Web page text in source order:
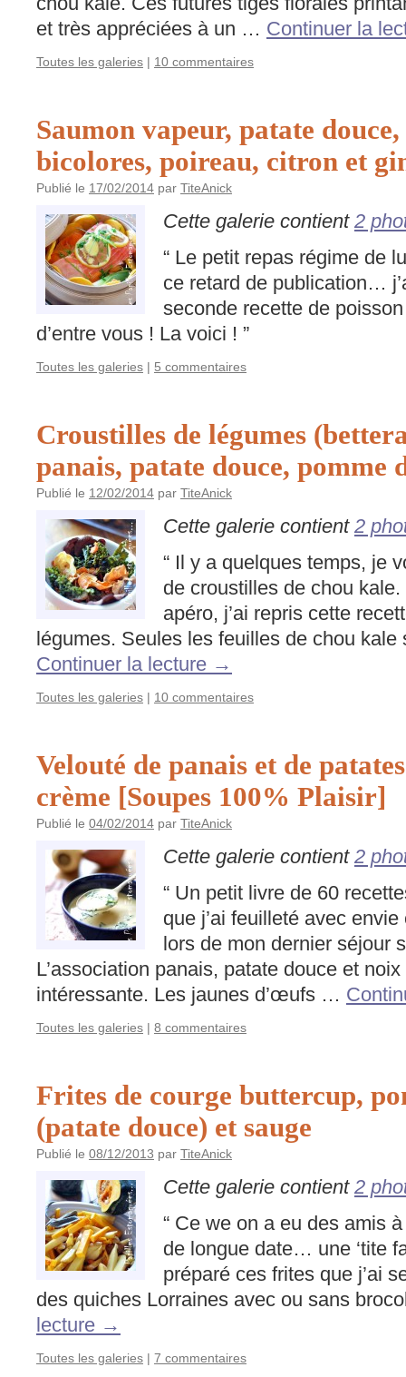
et très appréciées à un … Continuer la
Toutes les galeries | 10 commentaires
Saumon vapeur, patate
bicolores, poireau, citron et
Publié le 17/02/2014 par TiteAnick
Cette galerie contient 2
“ Le petit repas régime de
ce retard de publication…
seconde recette de
d’entre vous ! La voici ! ”
Toutes les galeries | 5 commentaires
Croustilles de légumes
panais, patate douce,
Publié le 12/02/2014 par TiteAnick
Cette galerie contient 2
“ Il y a quelques temps, je
de croustilles de chou
apéro, j’ai repris cette
légumes. Seules les feuilles de chou
Continuer la lecture →
Toutes les galeries | 10 commentaires
Velouté de panais et de
crème [Soupes 100% Plaisir]
Publié le 04/02/2014 par TiteAnick
Cette galerie contient 2
“ Un petit livre de 60
que j’ai feuilleté avec
lors de mon dernier séjour
L’association panais, patate douce et
intéressante. Les jaunes d’œufs …
Toutes les galeries | 8 commentaires
Frites de courge buttercup,
(patate douce) et sauge
Publié le 08/12/2013 par TiteAnick
Cette galerie contient 2
“ Ce we on a eu des amis
de longue date… une ‘tite
préparé ces frites que j’ai
des quiches Lorraines avec ou sans
lecture →
Toutes les galeries | 7 commentaires